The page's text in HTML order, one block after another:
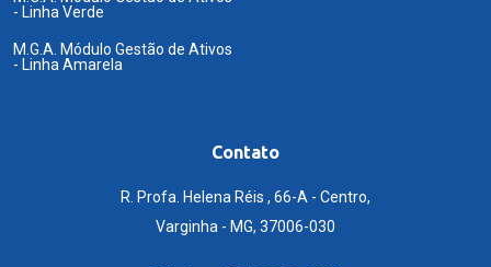
- Linha Verde
M.G.A. Módulo Gestão de Ativos
- Linha Amarela
Contato
R. Profa. Helena Réis , 66-A - Centro,
Varginha - MG, 37006-030